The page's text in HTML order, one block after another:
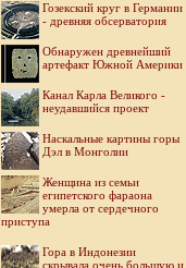
Гозекский круг в Германии
- древняя обсерватория
Обнаружен древнейший
артефакт Южной Америки
Канал Карла Великого -
неудавшийся проект
Наскальные картины горы
Дэл в Монголии
Женщина из семьи
египетского фараона
умерла от сердечного
приступа
Гора в Индонезии
скрывала очень большую и